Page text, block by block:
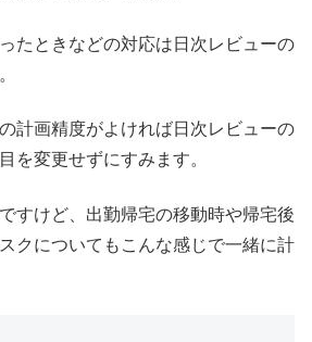
たときなどの対応は日次レビューの
計画精度がよければ日次レビューの
を変更せずにすみます。
すけど、出勤帰宅の移動時や帰宅後
クについてもこんな感じで一緒に計